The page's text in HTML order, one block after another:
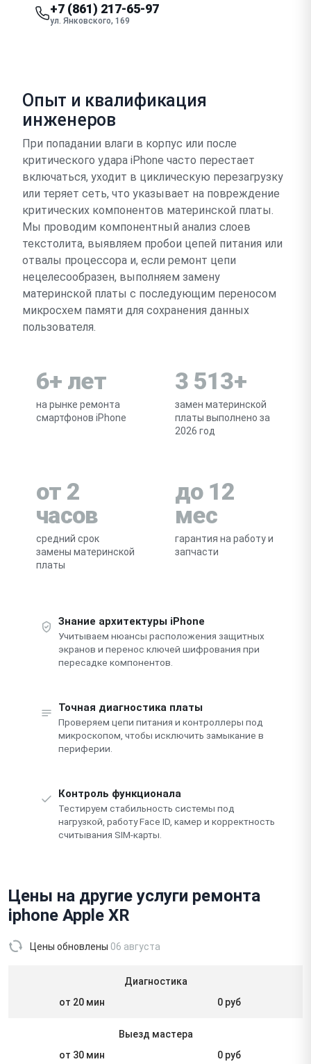
+7 (861) 217-65-97
ул. Янковского, 169
Опыт и квалификация
инженеров
При попадании влаги в корпус или после
критического удара iPhone часто перестает
включаться, уходит в циклическую перезагрузку
или теряет сеть, что указывает на повреждение
критических компонентов материнской платы.
Мы проводим компонентный анализ слоев
текстолита, выявляем пробои цепей питания или
отвалы процессора и, если ремонт цепи
нецелесообразен, выполняем замену
материнской платы с последующим переносом
микросхем памяти для сохранения данных
пользователя.
6+ лет
на рынке ремонта
смартфонов iPhone
3 513+
замен материнской
платы выполнено за
2026 год
от 2
часов
средний срок
замены материнской
платы
до 12
мес
гарантия на работу и
запчасти
Знание архитектуры iPhone
Учитываем нюансы расположения защитных
экранов и перенос ключей шифрования при
пересадке компонентов.
Точная диагностика платы
Проверяем цепи питания и контроллеры под
микроскопом, чтобы исключить замыкание в
периферии.
Контроль функционала
Тестируем стабильность системы под
нагрузкой, работу Face ID, камер и корректность
считывания SIM-карты.
Цены на другие услуги ремонта
iphone Apple XR
Цены обновлены 06 августа
Диагностика
от 20 мин
0 руб
Выезд мастера
от 30 мин
0 руб